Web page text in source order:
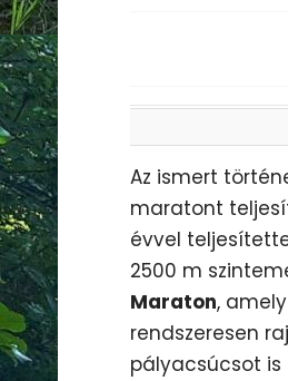
Az ismert
maratont
évvel
2500 m
Maraton,
rendszeresen
pályacsúcsot is